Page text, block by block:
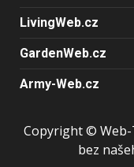
LivingWeb.cz
GardenWeb.cz
Army-Web.cz
Copyright © Web-
bez